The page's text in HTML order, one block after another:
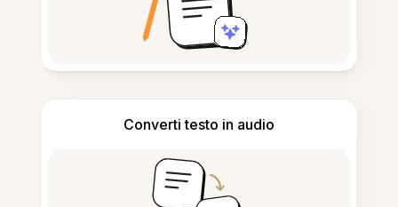
Converti testo in audio